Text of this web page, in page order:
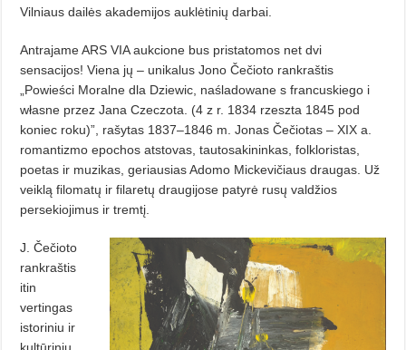
Vilniaus dailės akademijos auklėtinių darbai.
Antrajame ARS VIA aukcione bus pristatomos net dvi
sensacijos! Viena jų – unikalus Jono Čečioto rankraštis
„Powieści Moralne dla Dziewic, naśladowane s francuskiego i
własne przez Jana Czeczota. (4 z r. 1834 rzeszta 1845 pod
koniec roku)”, rašytas 1837–1846 m. Jonas Čečiotas – XIX a.
romantizmo epochos atstovas, tautosakininkas, folkloristas,
poetas ir muzikas, geriausias Adomo Mickevičiaus draugas. Už
veiklą filomatų ir filaretų draugijose patyrė rusų valdžios
persekiojimus ir tremtį.
J. Čečioto
rankraštis
itin
vertingas
istoriniu ir
kultūriniu